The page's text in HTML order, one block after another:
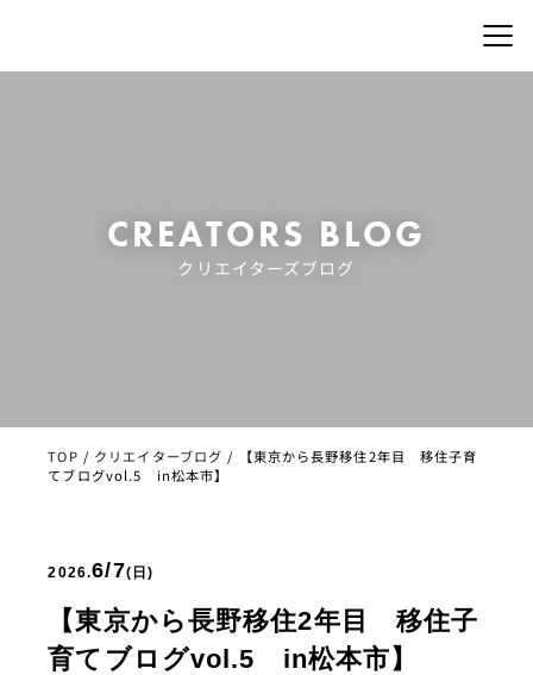
CREATORS BLOG
クリエイターズブログ
TOP / クリエイターブログ /
【東京から長野移住2年目 移住子育
てブログvol.5 in松本市】
2026.6/7(日)
【東京から長野移住2年目 移住子
育てブログvol.5 in松本市】